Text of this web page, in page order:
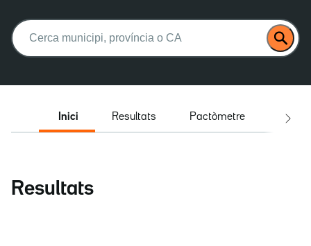
Buscar:
Inici Resultats Pactòmetre
Resultats